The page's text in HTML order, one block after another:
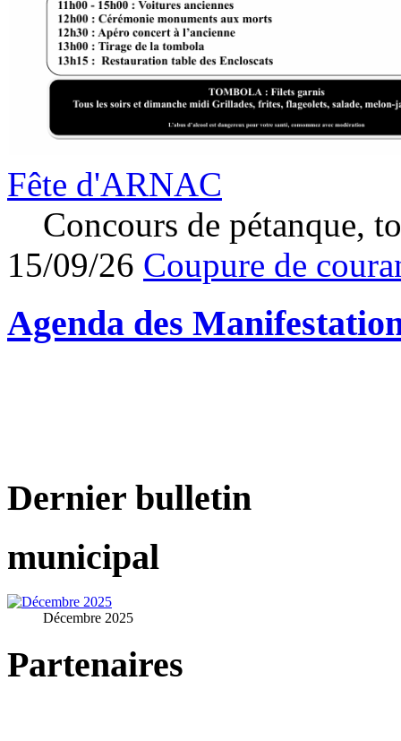
Fête d'ARNAC
Concours de pétanque,
15/09/26 Coupure de
Agenda des
Dernier bulletin
municipal
Décembre 2025
Partenaires